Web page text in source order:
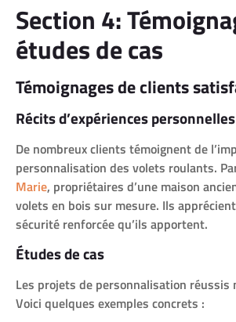
Section 4:
études de cas
Témoignages de clients
Récits d’expériences personnelles
De nombreux clients témoignent de
personnalisation des volets roulants.
Marie, propriétaires d’une maison
volets en bois sur mesure. Ils
sécurité renforcée qu’ils apportent.
Études de cas
Les projets de personnalisation réussis
Voici quelques exemples concrets :